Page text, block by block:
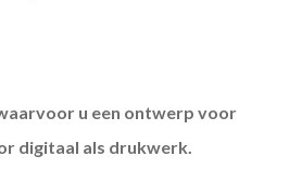
u een ontwerp voor
digitaal als drukwerk.